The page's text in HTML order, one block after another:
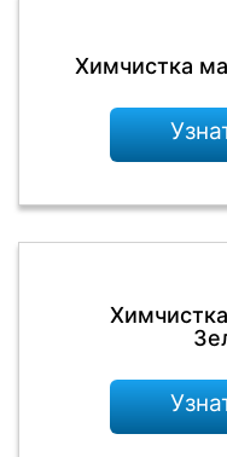
Химчистка